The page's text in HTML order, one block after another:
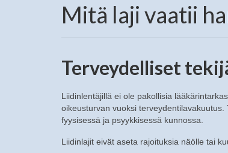
Mitä laji vaatii
Terveydelliset
Liidinlentäjillä ei ole pakollisia
oikeusturvan vuoksi
fyysisessä ja psyykkisessä kunnossa.
Liidinlajit eivät aseta rajoituksia näölle tai